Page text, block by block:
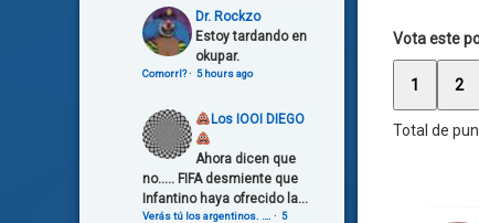
Vota este
1 2
Total de
Dr. Rockzo
Estoy tardando en
okupar.
Comorrl?· 5 hours ago
Los IOOI DIEGO
Ahora dicen que
no..... FIFA desmiente que
Infantino haya ofrecido la...
Verás tú los argentinos. …. · 5